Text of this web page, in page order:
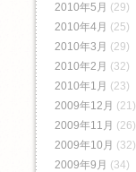
2010年5月 (29)
2010年4月 (25)
2010年3月 (29)
2010年2月 (32)
2010年1月 (23)
2009年12月 (21)
2009年11月 (26)
2009年10月 (32)
2009年9月 (34)